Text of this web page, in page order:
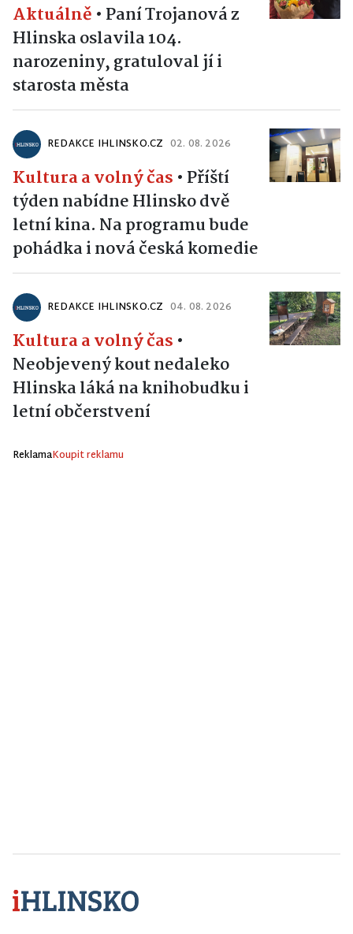
Aktuálně • Paní Trojanová z
Hlinska oslavila 104.
narozeniny, gratuloval jí i
starosta města
REDAKCE IHLINSKO.CZ 02. 08. 2026
Kultura a volný čas • Příští
týden nabídne Hlinsko dvě
letní kina. Na programu bude
pohádka i nová česká komedie
REDAKCE IHLINSKO.CZ 04. 08. 2026
Kultura a volný čas •
Neobjevený kout nedaleko
Hlinska láká na knihobudku i
letní občerstvení
ReklamaKoupit reklamu